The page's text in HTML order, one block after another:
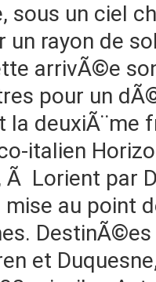
sous un ciel
rayon de
arrivÃ©e
pour un
la
italien
Lorient par
au point
et